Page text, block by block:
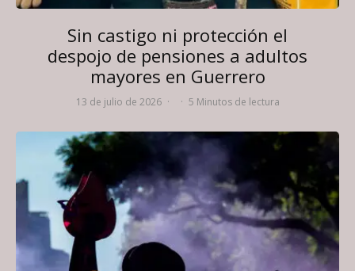
Sin castigo ni protección el
despojo de pensiones a adultos
mayores en Guerrero
13 de julio de 2026 · · 5 Minutos de lectura